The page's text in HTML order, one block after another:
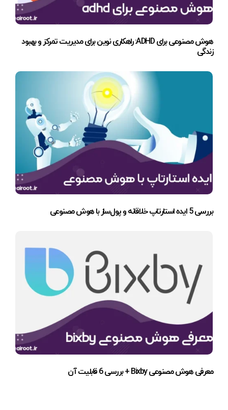
هوش مصنوعی برای ADHD: راهکاری نوین برای مدیریت تمرکز و بهبود
زندگی
بررسی 5 ایده استارتاپ خلاقانه و پول‌ساز با هوش مصنوعی
معرفی هوش مصنوعی Bixby + بررسی 6 قابلیت آن